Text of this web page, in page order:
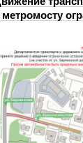
метромосту